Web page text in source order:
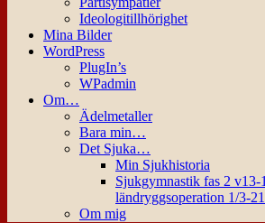
Ideologitillhörighet
Mina Bilder
WordPress
PlugIn’s
WPadmin
Om…
Ädelmetaller
Bara min…
Det Sjuka…
Min Sjukhistoria
Sjukgymnastik fas 2
ländryggsoperation 1/3-21
Om mig